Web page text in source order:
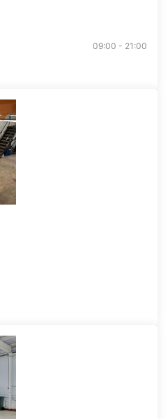
09:00 - 21:00